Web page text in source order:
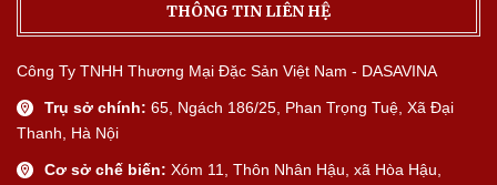
THÔNG TIN LIÊN HỆ
Công Ty TNHH Thương Mại Đặc Sản Việt Nam - DASAVINA
Trụ sở chính: 65, Ngách 186/25, Phan Trọng Tuệ, Xã Đại
Thanh, Hà Nội
Cơ sở chế biến: Xóm 11, Thôn Nhân Hậu, xã Hòa Hậu,